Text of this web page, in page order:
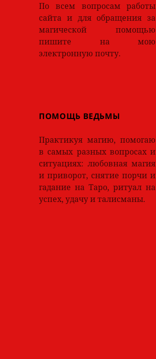
По всем вопросам работы
сайта и для обращения за
магической помощью
пишите на мою
электронную почту.
ПОМОЩЬ ВЕДЬМЫ
Практикуя магию, помогаю
в самых разных вопросах и
ситуациях: любовная магия
и приворот, снятие порчи и
гадание на Таро, ритуал на
успех, удачу и талисманы.